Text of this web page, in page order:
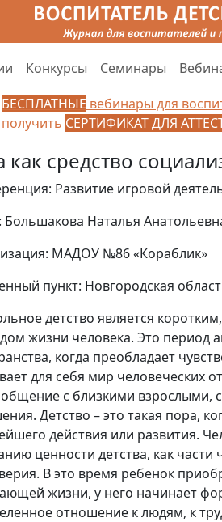
Конкурсы Семинары
БЕСПЛАТНЫЕ вебинары для
получить СЕРТИФИКАТ ДЛЯ
как средство
Развитие игровой
Большакова Наталья
МАДОУ №86 «Кораблик»
пункт: Новгородская
детство является
жизни человека. Это период
когда преобладает
для себя мир человеческих
с близкими взрослыми,
Детство – это такая пора,
действия или развития.
ценности детства, как
В это время ребенок
жизни, у него начинает
отношение к людям, к